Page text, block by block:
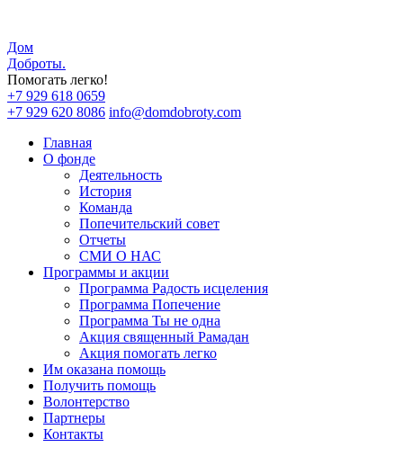
Дом
Доброты.
Помогать легко!
+7 929 618 0659
+7 929 620 8086 info@domdobroty.com
Главная
О фонде
Деятельность
История
Команда
Попечительский совет
Отчеты
СМИ О НАС
Программы и акции
Программа Радость исцеления
Программа Попечение
Программа Ты не одна
Акция священный Рамадан
Акция помогать легко
Им оказана помощь
Получить помощь
Волонтерство
Партнеры
Контакты